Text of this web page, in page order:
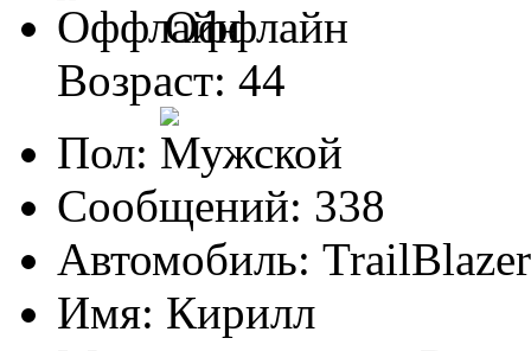
Оффлайн
Возраст: 44
Пол:
Сообщений: 338
Автомобиль:
Имя: Кирилл